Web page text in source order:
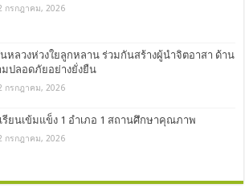
กรกฎาคม, 2026
หลวงห่วงใยลูกหลาน ร่วมกันสร้างผู้นำจิตอาสา ด้าน
มปลอดภัยอย่างยั่งยืน
กรกฎาคม, 2026
รียนเข้มแข็ง 1 อำเภอ 1 สถานศึกษาคุณภาพ
กรกฎาคม, 2026